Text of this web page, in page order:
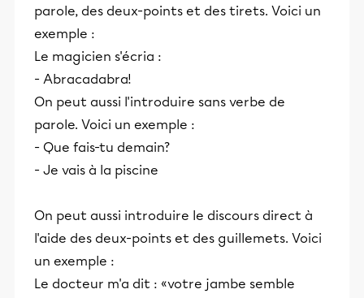
parole, des deux-points et des tirets. Voici un
exemple :
Le magicien s'écria :
- Abracadabra!
On peut aussi l'introduire sans verbe de
parole. Voici un exemple :
- Que fais-tu demain?
- Je vais à la piscine
On peut aussi introduire le discours direct à
l'aide des deux-points et des guillemets. Voici
un exemple :
Le docteur m'a dit : «votre jambe semble